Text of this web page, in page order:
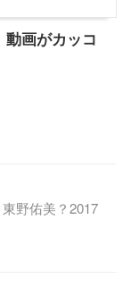
動画がカッコ
野佑美？2017